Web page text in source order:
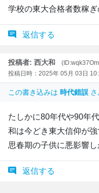
学校の東大合格者数稼ぎ
返信する
投稿者: 西大和
投稿日時：2025年 05月 03日
この書き込みは 時代錯誤
たしかに80年代や90年
和は今どき東大信仰が強
思春期の子供に悪影響し
返信する